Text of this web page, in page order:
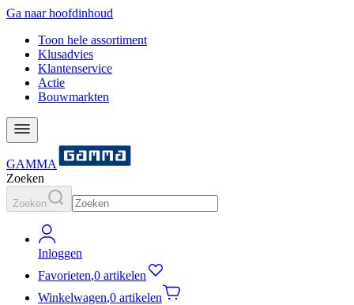
Ga naar hoofdinhoud
Toon hele assortiment
Klusadvies
Klantenservice
Actie
Bouwmarkten
GAMMA
Zoeken
Zoeken
Inloggen
Favorieten,0 artikelen
Winkelwagen,0 artikelen